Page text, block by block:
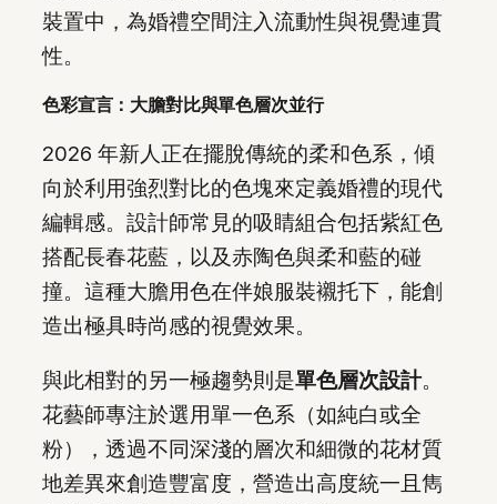
裝置中，為婚禮空間注入流動性與視覺連貫
性。
色彩宣言：大膽對比與單色層次並行
2026 年新人正在擺脫傳統的柔和色系，傾
向於利用強烈對比的色塊來定義婚禮的現代
編輯感。設計師常見的吸睛組合包括紫紅色
搭配長春花藍，以及赤陶色與柔和藍的碰
撞。這種大膽用色在伴娘服裝襯托下，能創
造出極具時尚感的視覺效果。
與此相對的另一極趨勢則是單色層次設計。
花藝師專注於選用單一色系（如純白或全
粉），透過不同深淺的層次和細微的花材質
地差異來創造豐富度，營造出高度統一且雋